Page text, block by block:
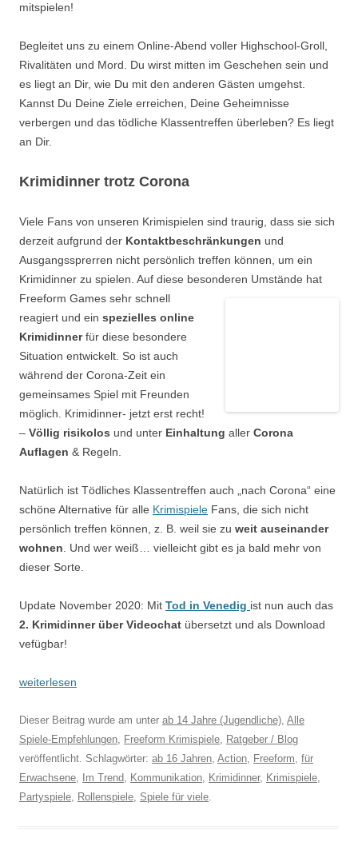
mitspielen!
Begleitet uns zu einem Online-Abend voller Highschool-Groll,
Rivalitäten und Mord. Du wirst mitten im Geschehen sein und
es liegt an Dir, wie Du mit den anderen Gästen umgehst.
Kannst Du Deine Ziele erreichen, Deine Geheimnisse
verbergen und das tödliche Klassentreffen überleben? Es liegt
an Dir.
Krimidinner trotz Corona
Viele Fans von unseren Krimispielen sind traurig, dass sie sich
derzeit aufgrund der Kontaktbeschränkungen und
Ausgangssprerren nicht persönlich treffen können, um ein
Krimidinner zu spielen. Auf diese besonderen Umstände hat
Freeform Games sehr schnell
reagiert und ein spezielles online
Krimidinnerfür diese besondere
Situation entwickelt. So ist auch
während der Corona-Zeit ein
gemeinsames Spiel mit Freunden
möglich. Krimidinner- jetzt erst recht!
– Völlig risikolos und unter Einhaltung aller Corona
Auflagen & Regeln.
Natürlich ist Tödliches Klassentreffen auch „nach Corona“ eine
schöne Alternative für alle Krimispiele Fans, die sich nicht
persönlich treffen können, z. B. weil sie zu weit auseinander
wohnen. Und wer weiß… vielleicht gibt es ja bald mehr von
dieser Sorte.
Update November 2020: Mit Tod in Venedig ist nun auch das
2. Krimidinner über Videochat übersetzt und als Download
vefügbar!
weiterlesen
Dieser Beitrag wurde am unter ab 14 Jahre (Jugendliche), Alle
Spiele-Empfehlungen, Freeform Krimispiele, Ratgeber / Blog
veröffentlicht. Schlagwörter: ab 16 Jahren, Action, Freeform, für
Erwachsene, Im Trend, Kommunikation, Krimidinner, Krimispiele,
Partyspiele, Rollenspiele, Spiele für viele.